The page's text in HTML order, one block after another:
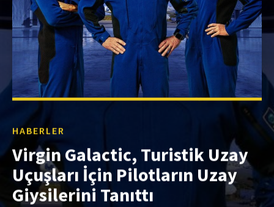
HABERLER
Virgin Galactic, Turistik Uzay
Uçuşları İçin Pilotların Uzay
Giysilerini Tanıttı